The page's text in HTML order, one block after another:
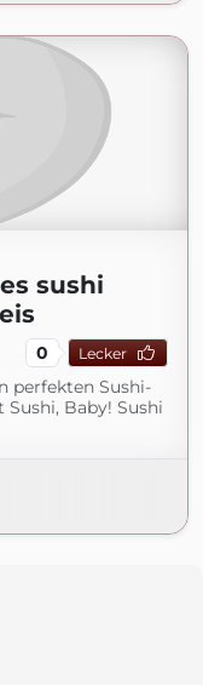
sushi
0 Lecker
perfekten Sushi-
Sushi, Baby! Sushi